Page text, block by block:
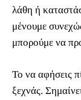
λάθη ή
μένουμε
μπορούμε να
Το να αφήσεις
ξεχνάς.